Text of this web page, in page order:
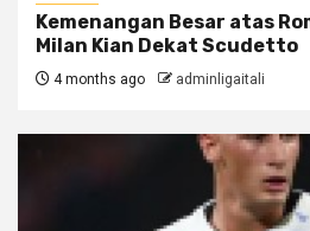
Kemenangan Besar atas
Milan Kian Dekat Scudetto
4 months ago adminligaitali